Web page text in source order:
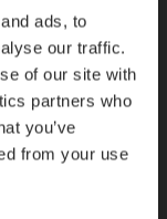
ads, to
our traffic.
of our site with
partners who
you’ve
from your use
und